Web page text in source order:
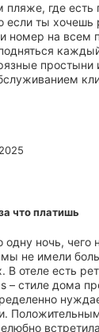
пляже, где
если ты хочешь
номер на всем
простыни
что платишь
ночь, чего
мы не имели
В отеле есть
– стиле дома